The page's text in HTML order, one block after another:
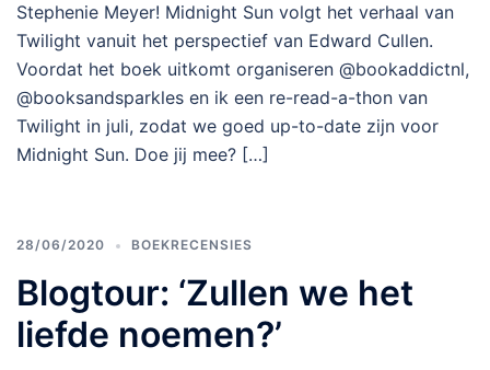
Stephenie Meyer! Midnight Sun volgt het verhaal van
Twilight vanuit het perspectief van Edward Cullen.
Voordat het boek uitkomt organiseren @bookaddictnl,
@booksandsparkles en ik een re-read-a-thon van
Twilight in juli, zodat we goed up-to-date zijn voor
Midnight Sun. Doe jij mee? […]
28/06/2020 BOEKRECENSIES
Blogtour: ‘Zullen we het
liefde noemen?’